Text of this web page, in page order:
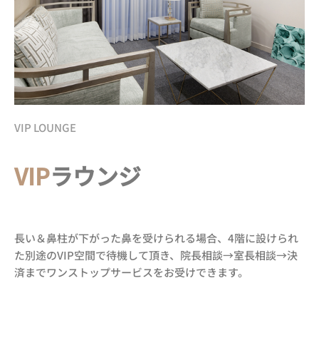
VIP LOUNGE
VIPラウンジ
長い＆鼻柱が下がった鼻を受けられる場合、4階に設けられ
た別途のVIP空間で待機して頂き、院長相談→室長相談→決
済までワンストップサービスをお受けできます。